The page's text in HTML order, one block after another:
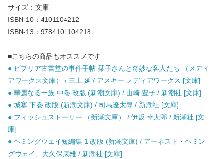
サイズ：文庫
ISBN-10：4101104212
ISBN-13：9784101104218
■こちらの商品もオススメです
● ビブリア古書堂の事件手帖 栞子さんと奇妙な客人たち （メディ
アワークス文庫） / 三上 延 / アスキー メディアワークス [文庫]
● 華麗なる一族 中巻 改版 (新潮文庫) / 山崎 豊子 / 新潮社 [文庫]
● 城塞 下巻 改版 (新潮文庫) / 司馬遼太郎 / 新潮社 [文庫]
● フィッシュストーリー （新潮文庫） / 伊坂 幸太郎 / 新潮社 [文
庫]
● ヘミングウェイ短編集 1 改版 (新潮文庫) / アーネスト・ヘミン
グウェイ、大久保康雄 / 新潮社 [文庫]